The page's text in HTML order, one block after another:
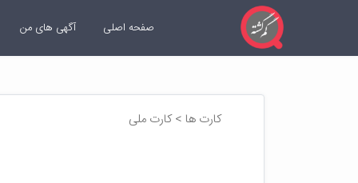
صفحه اصلی آگهی های من
کارت ها > کارت ملی